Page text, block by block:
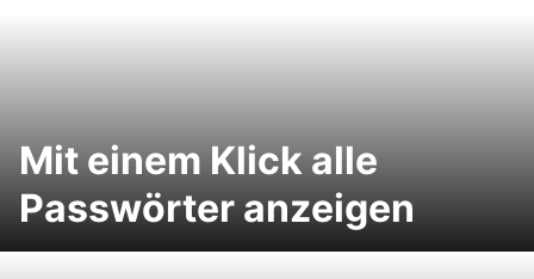
Mit einem Klick alle
Passwörter anzeigen